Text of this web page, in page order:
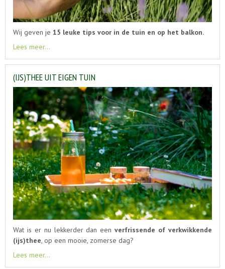
Wij geven je 15 leuke tips voor in de tuin en op het balkon.
Lees meer...
(IJS)THEE UIT EIGEN TUIN
Wat is er nu lekkerder dan eenverfrissende of verkwikkende
(ijs)thee, op een mooie, zomerse dag?
Lees meer...